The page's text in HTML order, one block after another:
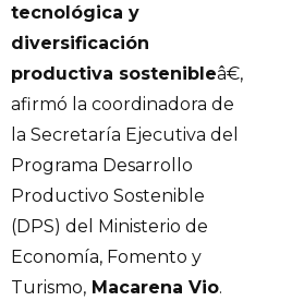
tecnológica y
diversificación
productiva sostenibleâ€,
afirmó la coordinadora de
la Secretaría Ejecutiva del
Programa Desarrollo
Productivo Sostenible
(DPS) del Ministerio de
Economía, Fomento y
Turismo, Macarena Vio.